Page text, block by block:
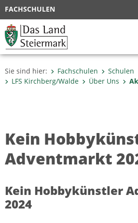
FACHSCHULEN
Sie sind hier: Fachschulen
Schulen
LFS Kirchberg/Walde
Über Uns
Kein
Adventmarkt
Kein Hobbykünstler
2024